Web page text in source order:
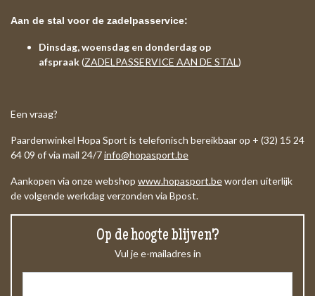
Aan de stal voor de zadelpasservice:
Dinsdag, woensdag en donderdag op
afspraak(ZADELPASSERVICE AAN DE STAL )
Een vraag?
Paardenwinkel Hopa Sport is telefonisch bereikbaar op + (32) 15 24
64 09 of via mail 24/7info@hopasport.be
Aankopen via onze webshop www.hopasport.beworden uiterlijk
de volgende werkdag verzonden via Bpost.
Op de hoogte blijven?
Vul je e-mailadres in